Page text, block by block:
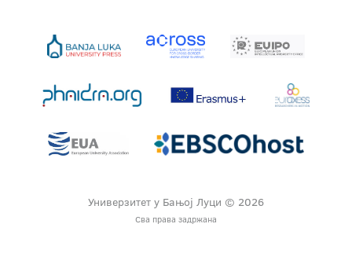
Универзитет у Бањој Луци © 2026
Сва права задржана